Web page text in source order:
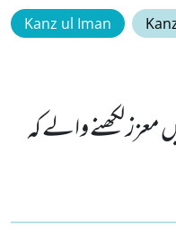
Kanz ul Iman
لکھنے والے کہ